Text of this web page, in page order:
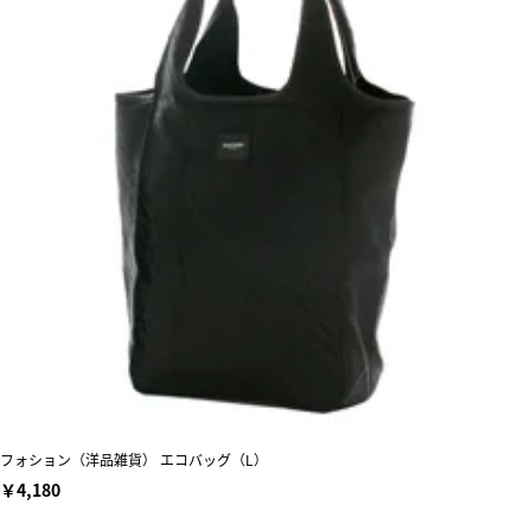
フォション（洋品雑貨） エコバッグ（L）
￥4,180